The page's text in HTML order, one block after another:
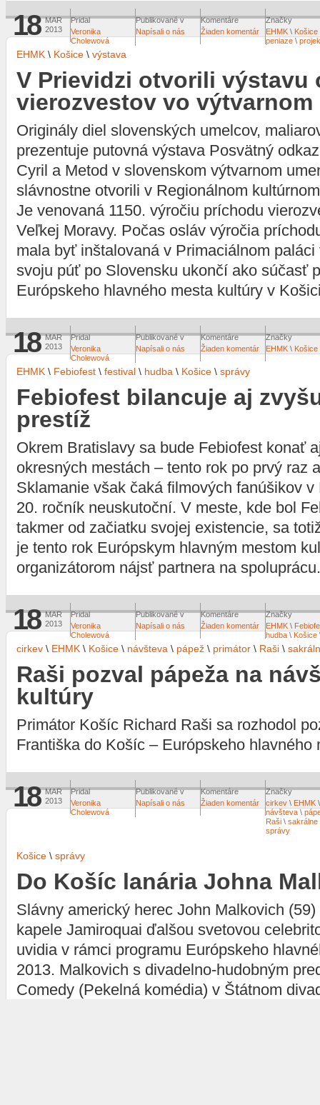
18 MAR
2013
Pridal
Veronika
Cholewová
Publikované v
Napísali o nás
Komentáre
Žiaden komentár
Značky
EHMK \ Košice
peniaze \
EHMK \ Košice \ výstava
V Prievidzi otvorili výstavu
vierozvestov vo výtvarnom
Originály diel slovenských umelcov,
prezentuje putovná výstava Posvätný
Cyril a Metod v slovenskom výtvarnom
slávnostne otvorili v Regionálnom
Je venovaná 1150. výročiu príchodu
Veľkej Moravy. Počas osláv výročia
mala byť inštalovaná v Primaciálnom
svoju púť po Slovensku ukončí ako súčasť
Európskeho hlavného mesta kultúry v
18 MAR
2013
Pridal
Veronika
Cholewová
Publikované v
Napísali o nás
Komentáre
Žiaden komentár
Značky
EHMK \ Košice
EHMK \ Febiofest \ festival \ hudba \ Košice \ správy
Febiofest bilancuje aj
prestíž
Okrem Bratislavy sa bude Febiofest konať
okresných mestách – tento rok po prvý raz
Sklamanie však čaká filmových fanúšikov
20. ročník neuskutoční. V meste, kde bol
takmer od začiatku svojej existencie, sa
je tento rok Európskym hlavným mestom
organizátorom nájsť partnera na spoluprácu.
18 MAR
2013
Pridal
Veronika
Cholewová
Publikované v
Napísali o nás
Komentáre
Žiaden komentár
Značky
EHMK \
hudba \ Košice
cirkev \ EHMK \ Košice \ návšteva \ pápež \ primátor \ Raši \
Raši pozval pápeža na
kultúry
Primátor Košíc Richard Raši sa rozhodol
Františka do Košíc – Európskeho hlavného
18 MAR
2013
Pridal
Veronika
Cholewová
Publikované v
Napísali o nás
Komentáre
Žiaden komentár
Značky
cirkev \ EHMK
návšteva \
Raši \ sakrálne
správy
Košice \ správy
Do Košíc lanária Johna
Slávny americký herec John Malkovich
kapele Jamiroquai ďalšou svetovou
uvidia v rámci programu Európskeho
2013. Malkovich s divadelno-hudobným
Comedy (Pekelná komédia) v Štátnom